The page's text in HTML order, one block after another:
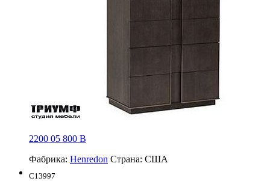
2200 05 800 B
Фабрика: Henredon Страна: США
C13997